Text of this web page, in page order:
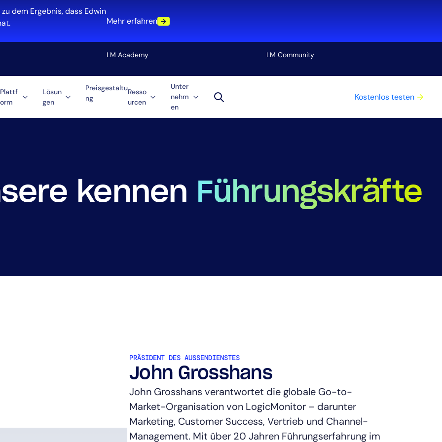
dem Ergebnis, dass Edwin
Mehr erfahren
LM Academy LM Community
Plattf
orm
Lösun
gen
Preisgestaltu
ng
Resso
urcen
Unter
nehm
en
Kostenlos testen
kennen Führungskräfte
PRÄSIDENT DES AUSSENDIENSTES
John Grosshans
John Grosshans verantwortet die globale Go-to-
Market-Organisation von LogicMonitor – darunter
Marketing, Customer Success, Vertrieb und Channel-
Management. Mit über 20 Jahren Führungserfahrung im
Lösung